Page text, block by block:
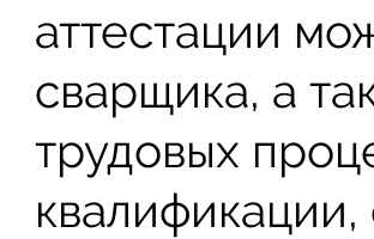
аттестации
сварщика, а
трудовых